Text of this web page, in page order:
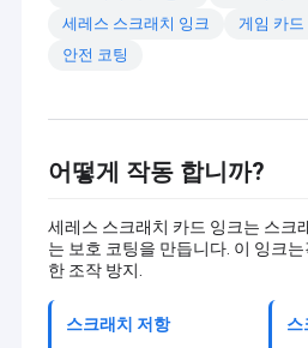
세레스 스크래치 잉크
게임 카드
안전 코팅
어떻게 작동 합니까?
세레스 스크래치 카드 잉크는 스크
는 보호 코팅을 만듭니다. 이 잉크
한 조작 방지.
스크래치 저항 스